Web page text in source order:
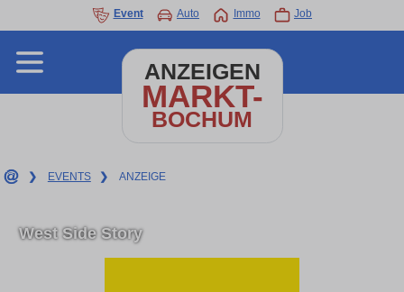
Event Auto Immo Job
ANZEIGEN
MARKT-
BOCHUM
❯ EVENTS ❯ ANZEIGE
West Side Story